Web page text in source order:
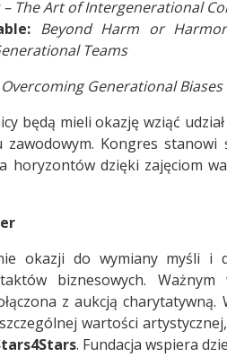
The Art of Intergenerational
Beyond Harm or
Teams
Generational Biases
będą mieli okazję wziąć
zawodowym. Kongres
horyzontów dzięki zajęciom
okazji do wymiany myśli i
biznesowych.
z aukcją
wartości
. Fundacja wspiera